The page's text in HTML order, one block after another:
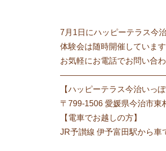
7月1日にハッピーテラス今
体験会は随時開催しています
お気軽にお電話でお問い合
【ハッピーテラス今治いっぽ
〒799-1506 愛媛県今治市東
【電車でお越しの方】
JR予讃線 伊予富田駅から車